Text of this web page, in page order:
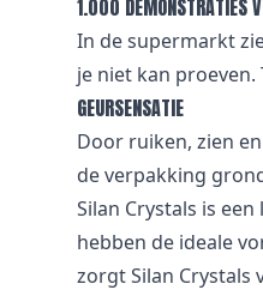
1.000 DEMONSTRATIES
In de supermarkt
je niet kan
GEURSENSATIE
Door ruiken, zien
de verpakking
Silan Crystals is
hebben de ideale
zorgt Silan Crystals